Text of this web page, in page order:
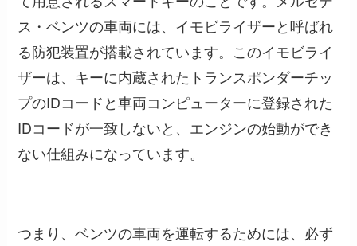
ス・ベンツの車両には、イモビライザーと呼ばれ
る防犯装置が搭載されています。このイモビライ
ザーは、キーに内蔵されたトランスポンダーチッ
プのIDコードと車両コンピューターに登録された
IDコードが一致しないと、エンジンの始動ができ
ない仕組みになっています。
つまり、ベンツの車両を運転するためには、必ず